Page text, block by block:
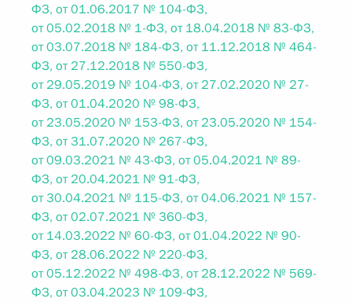
ФЗ, от 01.06.2017 № 104-ФЗ,
от 05.02.2018 № 1-ФЗ, от 18.04.2018 № 83-ФЗ,
от 03.07.2018 № 184-ФЗ, от 11.12.2018 № 464-
ФЗ, от 27.12.2018 № 550-ФЗ,
от 29.05.2019 № 104-ФЗ, от 27.02.2020 № 27-
ФЗ, от 01.04.2020 № 98-ФЗ,
от 23.05.2020 № 153-ФЗ, от 23.05.2020 № 154-
ФЗ, от 31.07.2020 № 267-ФЗ,
от 09.03.2021 № 43-ФЗ, от 05.04.2021 № 89-
ФЗ, от 20.04.2021 № 91-ФЗ,
от 30.04.2021 № 115-ФЗ, от 04.06.2021 № 157-
ФЗ, от 02.07.2021 № 360-ФЗ,
от 14.03.2022 № 60-ФЗ, от 01.04.2022 № 90-
ФЗ, от 28.06.2022 № 220-ФЗ,
от 05.12.2022 № 498-ФЗ, от 28.12.2022 № 569-
ФЗ, от 03.04.2023 № 109-ФЗ,